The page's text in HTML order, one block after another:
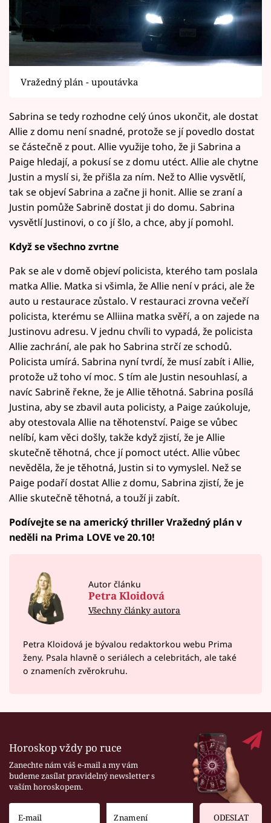
Vražedný plán - upoutávka
Sabrina se tedy rozhodne celý únos ukončit, ale dostat
Allie z domu není snadné, protože se jí povedlo dostat
se částečně z pout. Allie využije toho, že ji Sabrina a
Paige hledají, a pokusí se z domu utéct. Allie ale chytne
Justin a myslí si, že přišla za ním. Než to Allie vysvětlí,
tak se objeví Sabrina a začne ji honit. Allie se zraní a
Justin pomůže Sabrině dostat ji do domu. Sabrina
vysvětlí Justinovi, o co jí šlo, a chce, aby jí pomohl.
Když se všechno zvrtne
Pak se ale v domě objeví policista, kterého tam poslala
matka Allie. Matka si všimla, že Allie není v práci, ale že
auto u restaurace zůstalo. V restauraci zrovna večeří
policista, kterému se Alliina matka svěří, a on zajede na
Justinovu adresu. V jednu chvíli to vypadá, že policista
Allie zachrání, ale pak ho Sabrina strčí ze schodů.
Policista umírá. Sabrina nyní tvrdí, že musí zabít i Allie,
protože už toho ví moc. S tím ale Justin nesouhlasí, a
navíc Sabrině řekne, že je Allie těhotná. Sabrina posílá
Justina, aby se zbavil auta policisty, a Paige zaúkoluje,
aby otestovala Allie na těhotenství. Paige se vůbec
nelíbí, kam věci došly, takže když zjistí, že je Allie
skutečně těhotná, chce jí pomoct utéct. Allie vůbec
nevěděla, že je těhotná, Justin si to vymyslel. Než se
Paige podaří dostat Allie z domu, Sabrina zjistí, že je
Allie skutečně těhotná, a touží ji zabít.
Podívejte se na americký thriller Vražedný plán v
neděli na Prima LOVE ve 20.10!
Autor článku
Petra Kloidová
Všechny články autora
Petra Kloidová je bývalou redaktorkou webu Prima
ženy. Psala hlavně o seriálech a celebritách, ale také
o znameních zvěrokruhu.
Horoskop vždy po ruce
Zanechte nám váš e-mail a my vám
budeme zasílat pravidelný newsletter s
vaším horoskopem.
ODESLAT